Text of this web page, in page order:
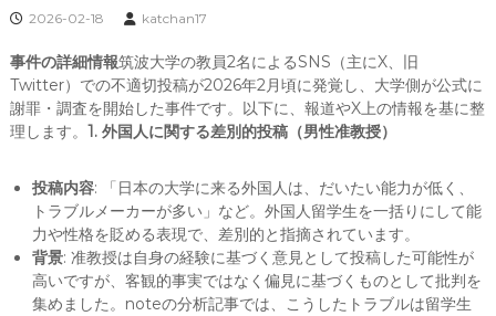
2026-02-18 katchan17
事件の詳細情報筑波大学の教員2名によるSNS（主にX、旧
Twitter）での不適切投稿が2026年2月頃に発覚し、大学側が公式に
謝罪・調査を開始した事件です。以下に、報道やX上の情報を基に整
理します。 1. 外国人に関する差別的投稿（男性准教授）
投稿内容: 「日本の大学に来る外国人は、だいたい能力が低く、
トラブルメーカーが多い」など。外国人留学生を一括りにして能
力や性格を貶める表現で、差別的と指摘されています。
背景: 准教授は自身の経験に基づく意見として投稿した可能性が
高いですが、客観的事実ではなく偏見に基づくものとして批判を
集めました。noteの分析記事では、こうしたトラブルは留学生